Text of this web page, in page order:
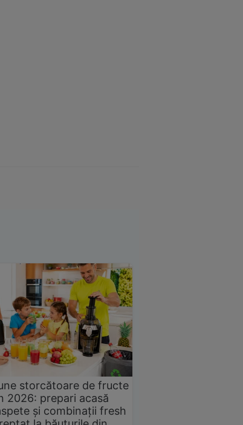
storcătoare de fructe
2026: prepari acasă
și combinații fresh